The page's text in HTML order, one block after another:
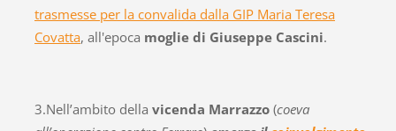
trasmesse per la convalida dalla GIP Maria Teresa
Covatta, all'epoca moglie di Giuseppe Cascini.
3.Nell’ambito della vicenda Marrazzo(coeva